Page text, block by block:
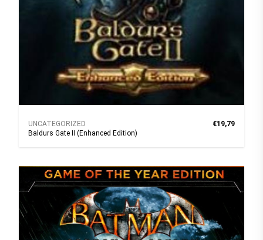
UNCATEGORIZED
Baldurs Gate II (Enhanced Edition)
€19,79